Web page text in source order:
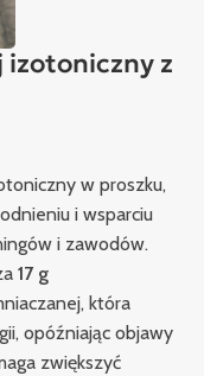
izotoniczny z
w proszku,
i wsparciu
i zawodów.
17 g
która
opóźniając objawy
zwiększyć